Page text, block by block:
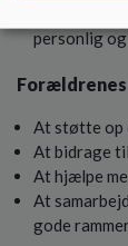
personlig
At støtte op
At bidrage
At hjælpe
At
gode